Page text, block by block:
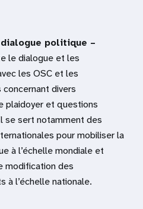
politique –
le dialogue et les
les OSC et les
divers
plaidoyer et questions
se sert notamment des
pour mobiliser la
à l’échelle mondiale et
modification des
à l’échelle nationale.